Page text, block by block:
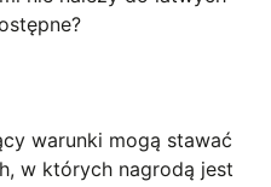
warunki mogą stawać
w których nagrodą jest